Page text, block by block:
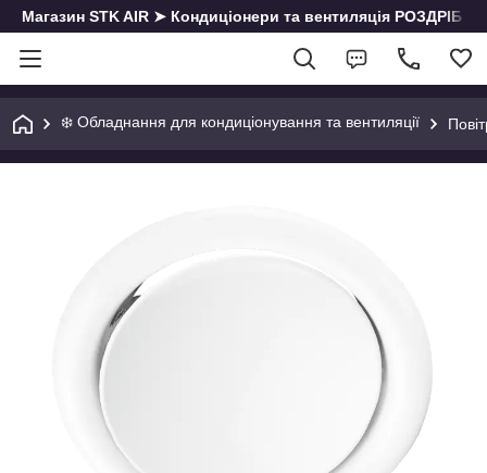
Магазин STK AIR ➤ Кондиціонери та вентиляція РОЗДРІБ
❄️ Обладнання для кондиціонування та вентиляції